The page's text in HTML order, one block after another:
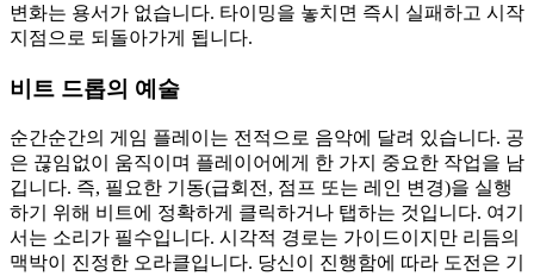
변화는 용서가 없습니다. 타이밍을 놓치면 즉시 실패하고 시작
지점으로 되돌아가게 됩니다.
비트 드롭의 예술
순간순간의 게임 플레이는 전적으로 음악에 달려 있습니다. 공
은 끊임없이 움직이며 플레이어에게 한 가지 중요한 작업을 남
깁니다. 즉, 필요한 기동(급회전, 점프 또는 레인 변경)을 실행
하기 위해 비트에 정확하게 클릭하거나 탭하는 것입니다. 여기
서는 소리가 필수입니다. 시각적 경로는 가이드이지만 리듬의
맥박이 진정한 오라클입니다. 당신이 진행함에 따라 도전은 기